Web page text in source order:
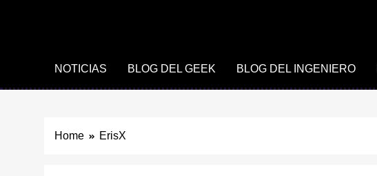
NOTICIAS BLOG DEL GEEK BLOG DEL INGENIERO
Home ErisX